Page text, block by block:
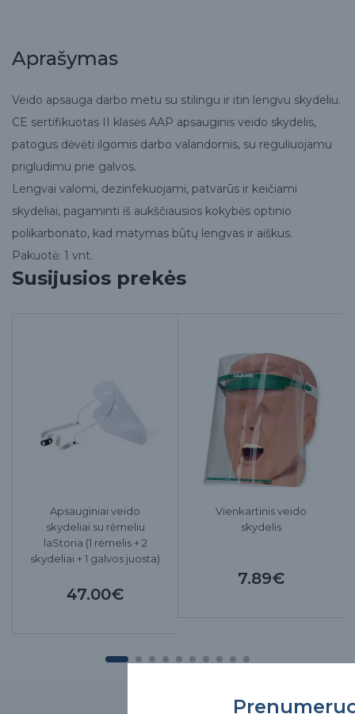
Aprašymas
Veido apsauga darbo metu su stilingu ir itin lengvu skydeliu.
CE sertifikuotas II klasės AAP apsauginis veido skydelis,
patogus dėvėti ilgomis darbo valandomis, su reguliuojamu
prigludimu prie galvos.
Lengvai valomi, dezinfekuojami, patvarūs ir keičiami
skydeliai, pagaminti iš aukščiausios kokybės optinio
polikarbonato, kad matymas būtų lengvas ir aiškus.
Pakuotė: 1 vnt.
Susijusios prekės
Apsauginiai veido
skydeliai su rėmeliu
laStoria (1 rėmelis + 2
skydeliai + 1 galvos juosta)
47.00€
Vienkartinis veido
skydelis
7.89€